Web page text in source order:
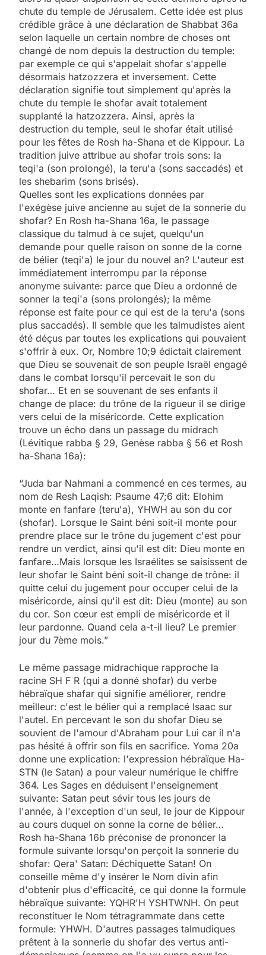
chute du temple de Jérusalem. Cette idée est plus
crédible grâce à une déclaration de Shabbat 36a
selon laquelle un certain nombre de choses ont
changé de nom depuis la destruction du temple:
par exemple ce qui s'appelait shofar s'appelle
désormais hatzozzera et inversement. Cette
déclaration signifie tout simplement qu'après la
chute du temple le shofar avait totalement
supplanté la hatzozzera. Ainsi, après la
destruction du temple, seul le shofar était utilisé
pour les fêtes de Rosh ha-Shana et de Kippour. La
tradition juive attribue au shofar trois sons: la
teqi'a (son prolongé), la teru'a (sons saccadés) et
les shebarim (sons brisés).
Quelles sont les explications données par
l'exégèse juive ancienne au sujet de la sonnerie du
shofar? En Rosh ha-Shana 16a, le passage
classique du talmud à ce sujet, quelqu'un
demande pour quelle raison on sonne de la corne
de bélier (teqi'a) le jour du nouvel an? L'auteur est
immédiatement interrompu par la réponse
anonyme suivante: parce que Dieu a ordonné de
sonner la teqi'a (sons prolongés); la même
réponse est faite pour ce qui est de la teru'a (sons
plus saccadés). Il semble que les talmudistes aient
été déçus par toutes les explications qui pouvaient
s'offrir à eux. Or, Nombre 10;9 édictait clairement
que Dieu se souvenait de son peuple Israël engagé
dans le combat lorsqu'il percevait le son du
shofar… Et en se souvenant de ses enfants il
change de place: du trône de la rigueur il se dirige
vers celui de la miséricorde. Cette explication
trouve un écho dans un passage du midrach
(Lévitique rabba § 29, Genèse rabba § 56 et Rosh
ha-Shana 16a):
“Juda bar Nahmani a commencé en ces termes, au
nom de Resh Laqish: Psaume 47;6 dit: Elohim
monte en fanfare (teru'a), YHWH au son du cor
(shofar). Lorsque le Saint béni soit-il monte pour
prendre place sur le trône du jugement c'est pour
rendre un verdict, ainsi qu'il est dit: Dieu monte en
fanfare…Mais lorsque les Israélites se saisissent de
leur shofar le Saint béni soit-il change de trône: il
quitte celui du jugement pour occuper celui de la
miséricorde, ainsi qu'il est dit: Dieu (monte) au son
du cor. Son cœur est empli de miséricorde et il
leur pardonne. Quand cela a-t-il lieu? Le premier
jour du 7ème mois.”
Le même passage midrachique rapproche la
racine SH F R (qui a donné shofar) du verbe
hébraïque shafar qui signifie améliorer, rendre
meilleur: c'est le bélier qui a remplacé Isaac sur
l'autel. En percevant le son du shofar Dieu se
souvient de l'amour d'Abraham pour Lui car il n'a
pas hésité à offrir son fils en sacrifice. Yoma 20a
donne une explication: l'expression hébraïque Ha-
STN (le Satan) a pour valeur numérique le chiffre
364. Les Sages en déduisent l'enseignement
suivante: Satan peut sévir tous les jours de
l'année, à l'exception d'un seul, le jour de Kippour
au cours duquel on sonne la corne de bélier…
Rosh ha-Shana 16b préconise de prononcer la
formule suivante lorsqu'on perçoit la sonnerie du
shofar: Qera' Satan: Déchiquette Satan! On
conseille même d'y insérer le Nom divin afin
d'obtenir plus d'efficacité, ce qui donne la formule
hébraïque suivante: YQHR'H YSHTWNH. On peut
reconstituer le Nom tétragrammate dans cette
formule: YHWH. D'autres passages talmudiques
prêtent à la sonnerie du shofar des vertus anti-